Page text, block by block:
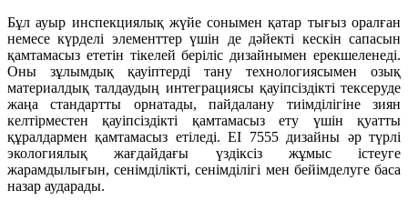
Бұл ауыр инспекциялық жүйе сонымен қатар тығыз оралған
немесе күрделі элементтер үшін де дәйекті кескін сапасын
қамтамасыз ететін тікелей беріліс дизайнымен ерекшеленеді.
Оны зұлымдық қауіптерді тану технологиясымен озық
материалдық талдаудың интеграциясы қауіпсіздікті тексеруде
жаңа стандартты орнатады, пайдалану тиімділігіне зиян
келтірместен қауіпсіздікті қамтамасыз ету үшін қуатты
құралдармен қамтамасыз етіледі. EI 7555 дизайны әр түрлі
экологиялық жағдайдағы үздіксіз жұмыс істеуге
жарамдылығын, сенімділікті, сенімділігі мен бейімделуге баса
назар аударады.